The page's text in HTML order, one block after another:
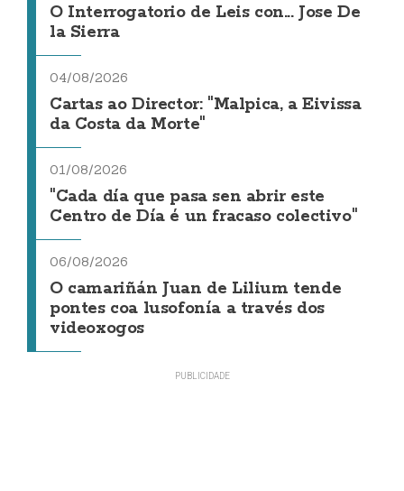
O Interrogatorio de Leis con... Jose De
la Sierra
04/08/2026
Cartas ao Director: "Malpica, a Eivissa
da Costa da Morte"
01/08/2026
"Cada día que pasa sen abrir este
Centro de Día é un fracaso colectivo"
06/08/2026
O camariñán Juan de Lilium tende
pontes coa lusofonía a través dos
videoxogos